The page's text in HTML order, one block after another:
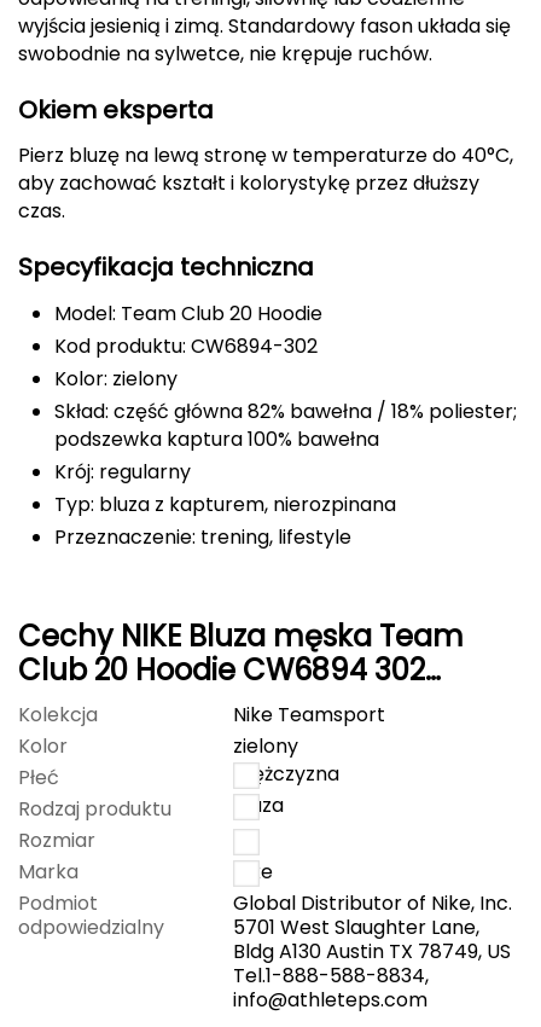
Deuter
Dolomite
E
EISBAR
ENERO
ENERO CAMP
ENERO PRO
Elmer by Swany
Extremities
Fjord Nansen
G
GIVOVA
GSI Outdoors
Gear Aid
Gerber
wyjścia jesienią i zimą. Standardowy fason układa się
swobodnie na sylwetce, nie krępuje ruchów.
Okiem eksperta
Pierz bluzę na lewą stronę w temperaturze do 40°C,
aby zachować kształt i kolorystykę przez dłuższy
czas.
Specyfikacja techniczna
Model: Team Club 20 Hoodie
Kod produktu: CW6894-302
Kolor: zielony
Skład: część główna 82% bawełna / 18% poliester;
podszewka kaptura 100% bawełna
Krój: regularny
Typ: bluza z kapturem, nierozpinana
Przeznaczenie: trening, lifestyle
Cechy NIKE Bluza męska Team
Club 20 Hoodie CW6894 302
zielona
Kolekcja
Nike Teamsport
Kolor
zielony
Płeć
mężczyzna
Rodzaj produktu
bluza
Rozmiar
Marka
Nike
Podmiot
odpowiedzialny
Global Distributor of Nike, Inc.
5701 West Slaughter Lane,
Bldg A130 Austin TX 78749, US
Tel.1-888-588-8834,
info@athleteps.com